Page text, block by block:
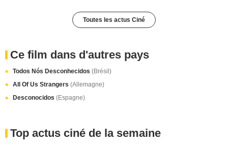
Toutes les actus Ciné
Ce film dans d'autres pays
Todos Nós Desconhecidos (Brésil)
All Of Us Strangers (Allemagne)
Desconocidos (Espagne)
Top actus ciné de la semaine